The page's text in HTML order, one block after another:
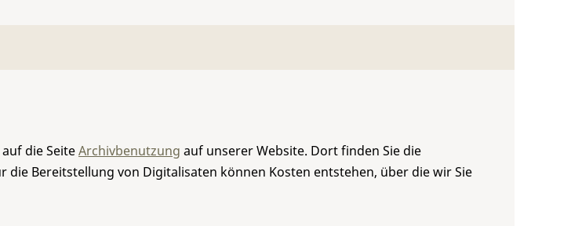
die SeiteArchivbenutzung auf unserer Website. Dort finden Sie die
Bereitstellung von Digitalisaten können Kosten entstehen, über die wir Sie